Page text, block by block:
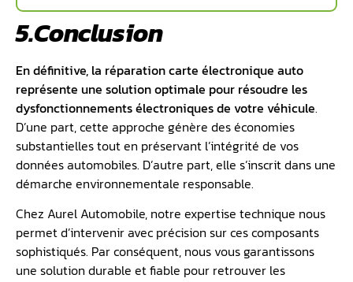
5.Conclusion
En définitive, la réparation carte électronique auto
représente une solution optimale pour résoudre les
dysfonctionnements électroniques de votre véhicule.
D’une part, cette approche génère des économies
substantielles tout en préservant l’intégrité de vos
données automobiles. D’autre part, elle s’inscrit dans une
démarche environnementale responsable.
Chez Aurel Automobile, notre expertise technique nous
permet d’intervenir avec précision sur ces composants
sophistiqués. Par conséquent, nous vous garantissons
une solution durable et fiable pour retrouver les